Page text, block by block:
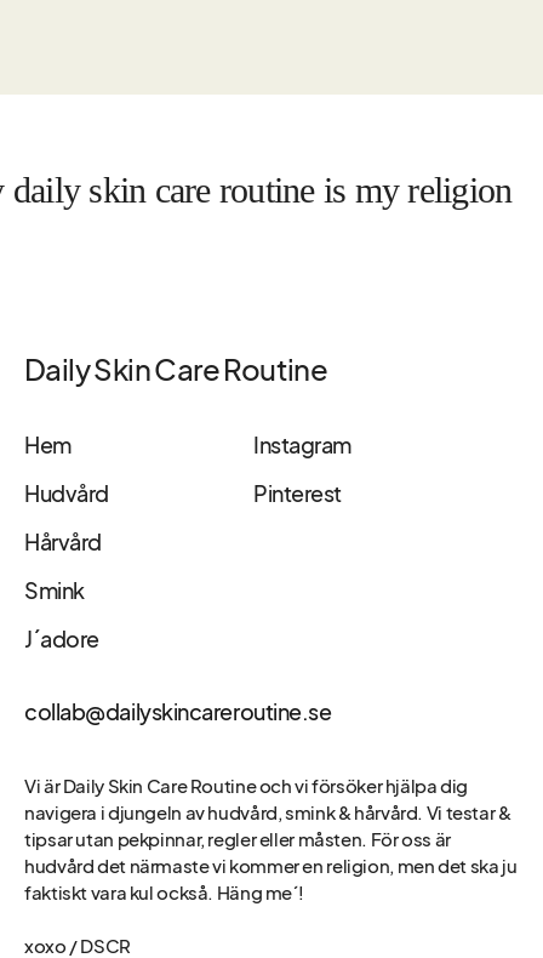
skin care routine is my religion
Daily Skin Care Routine
Hem
Hudvård
Hårvård
Smink
J´adore
Instagram
Pinterest
collab@dailyskincareroutine.se
Vi är Daily Skin Care Routine och vi försöker hjälpa dig
navigera i djungeln av hudvård, smink & hårvård. Vi testar &
tipsar utan pekpinnar, regler eller måsten. För oss är
hudvård det närmaste vi kommer en religion, men det ska ju
faktiskt vara kul också. Häng me´!
xoxo / DSCR